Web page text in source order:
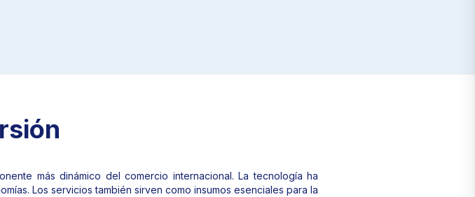
más dinámico del comercio internacional. La tecnología ha
Los servicios también sirven como insumos esenciales para la